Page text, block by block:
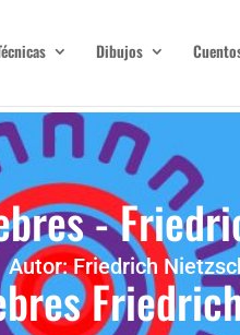
Dibujos
-
Autor: Friedrich